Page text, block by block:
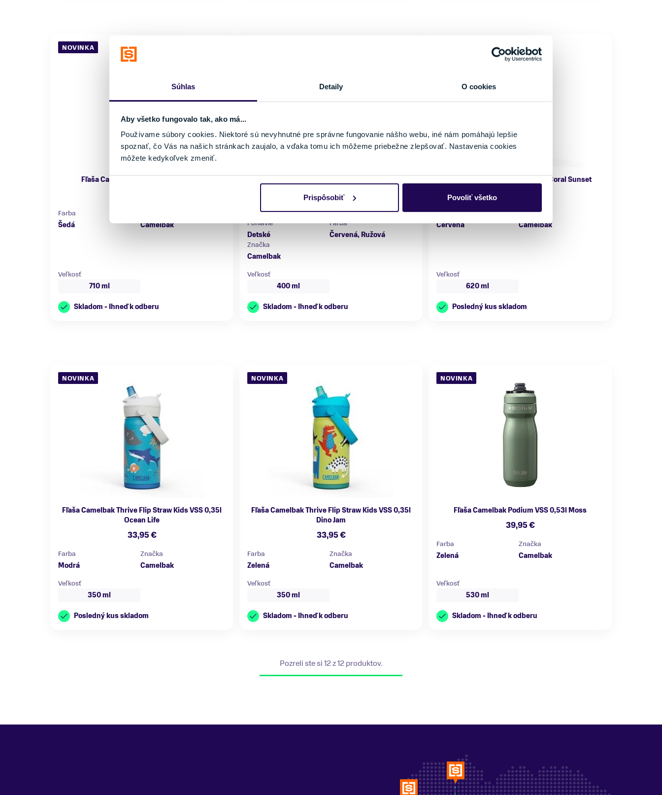
Súhlas Detaily O cookies
Aby všetko fungovalo tak, ako má...
Používame súbory cookies. Niektoré sú nevyhnutné pre správne fungovanie nášho webu, iné nám pomáhajú lepšie
spoznať, čo Vás na našich stránkach zaujalo, a vďaka tomu ich môžeme priebežne zlepšovať. Nastavenia cookies
môžete kedykoľvek zmeniť.
Prispôsobiť Povoliť všetko
NOVINKA
Fľaša Camelbak Podium 0,71 l Smoke
Farba
Šedá
Camelbak
Veľkosť
710 ml
Skladom - Ihneď k odberu
19,95 €
Pohlavie
Detské
Farba
Červená, Ružová
Značka
Camelbak
Veľkosť
400 ml
Skladom - Ihneď k odberu
Fľaša Camelbak Podium 0,62l Coral Sunset
Farba
Červená
Značka
Camelbak
Veľkosť
620 ml
Posledný kus skladom
NOVINKA
Fľaša Camelbak Thrive Flip Straw Kids VSS 0,35l
Ocean Life
33,95 €
Farba
Modrá
Značka
Camelbak
Veľkosť
350 ml
Posledný kus skladom
NOVINKA
Fľaša Camelbak Thrive Flip Straw Kids VSS 0,35l
Dino Jam
33,95 €
Farba
Zelená
Značka
Camelbak
Veľkosť
350 ml
Skladom - Ihneď k odberu
NOVINKA
Fľaša Camelbak Podium VSS 0,53l Moss
39,95 €
Farba
Zelená
Značka
Camelbak
Veľkosť
530 ml
Skladom - Ihneď k odberu
Pozreli ste si 12 z 12 produktov.